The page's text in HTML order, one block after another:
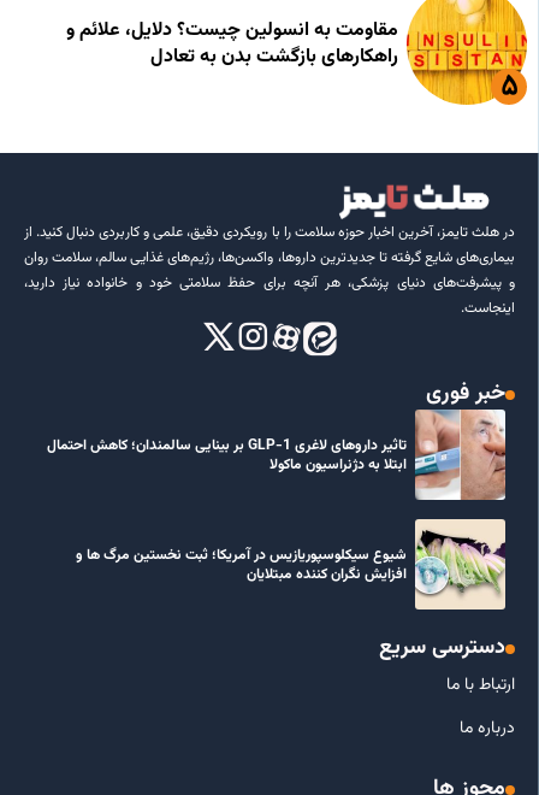
مقاومت به انسولین چیست؟ دلایل، علائم و
راهکارهای بازگشت بدن به تعادل
در هلث تایمز، آخرین اخبار حوزه سلامت را با رویکردی دقیق، علمی و کاربردی دنبال کنید. از
بیماری‌های شایع گرفته تا جدیدترین داروها، واکسن‌ها، رژیم‌های غذایی سالم، سلامت روان
و پیشرفت‌های دنیای پزشکی، هر آنچه برای حفظ سلامتی خود و خانواده نیاز دارید،
اینجاست.
خبر فوری
تاثیر داروهای لاغری GLP-1 بر بینایی سالمندان؛ کاهش احتمال
ابتلا به دژنراسیون ماکولا
شیوع سیکلوسپوریازیس در آمریکا؛ ثبت نخستین مرگ ها و
افزایش نگران کننده مبتلایان
دسترسی سریع
ارتباط با ما
درباره ما